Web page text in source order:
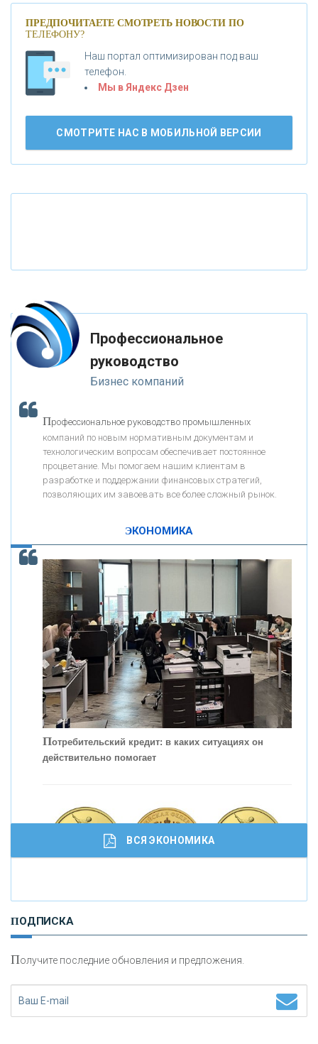
«БАНК ВОЗРОЖДЕНИЕ»
АО «КРЕДИТ ЕВРОПА БАНК»
«ФК ОТКРЫТИЕ»
«ЗАПСИБКОМБАНК»
«РОСЕВРОБАНК»
«ПРЕСС-СЛУЖБА ВТБ24»
«АВТОГРАДБАНК»
ОНАС
КОНТАКТЫ
Банки.ру обновил логотип впервые за 19 лет -
К ак Система быстрых платежей за пять лет
ПРЕДПОЧИТАЕТЕ СМОТРЕТЬ НОВОСТИ ПО
ТЕЛЕФОНУ?
Наш портал оптимизирован под ваш
телефон.
Мы в Яндекс Дзен
СМОТРИТЕ НАС В МОБИЛЬНОЙ ВЕРСИИ
Профессиональное
руководство
Бизнес компаний
Профессиональное руководство промышленных
компаний по новым нормативным документам и
технологическим вопросам обеспечивает постоянное
процветание. Мы помогаем нашим клиентам в
разработке и поддержании финансовых стратегий,
позволяющих им завоевать все более сложный рынок.
ЭКОНОМИКА
Потребительский кредит: в каких ситуациях он
действительно помогает
И
сохранения и увеличения капитала
ВСЯ ЭКОНОМИКА
ПОДПИСКА
Получите последние обновления и предложения.